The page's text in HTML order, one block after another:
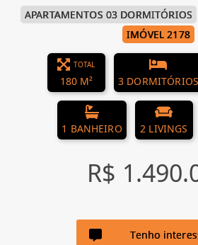
APARTAMENTOS 03 DORMITÓRIOS
IMÓVEL 2178
TOTAL
180 M² 3 DORMITÓRIOS
1 BANHEIRO 2 LIVINGS
R$
Tenho